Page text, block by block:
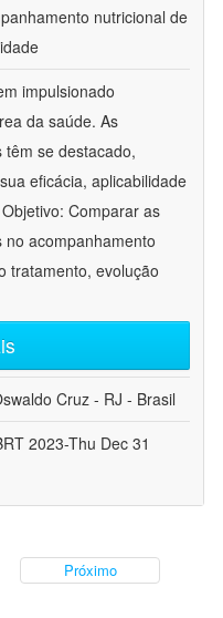
nutricional de
impulsionado
da saúde. As
se destacado,
eficácia, aplicabilidade
Comparar as
acompanhamento
tratamento, evolução
Cruz - RJ - Brasil
2023-Thu Dec 31
Próximo